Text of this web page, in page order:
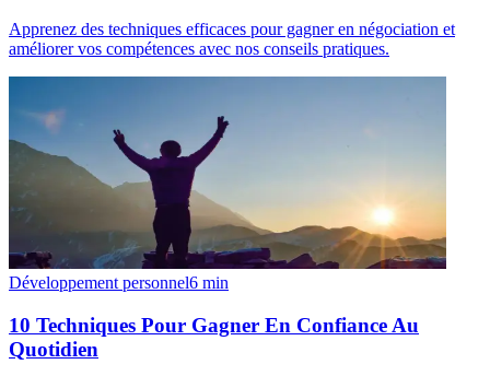
Apprenez des techniques efficaces pour gagner en négociation et
améliorer vos compétences avec nos conseils pratiques.
Développement personnel6 min
10 Techniques Pour Gagner En Confiance Au
Quotidien